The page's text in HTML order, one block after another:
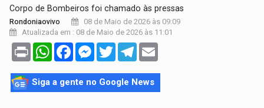
Corpo de Bombeiros foi chamado às pressas
Rondoniaovivo
08 de Maio de 2026 às 09:09
Atualizada em : 08 de Maio de 2026 às 11:01
Print WhatsAppFacebookMessenger
TwitterTelegram
Siga a gente no Google News